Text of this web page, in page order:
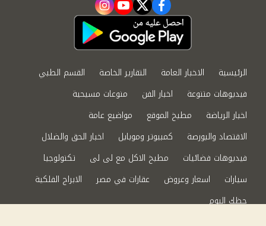
facebook
twitter
youtube
instagram
الرئيسية الاخبار العامة التقارير الخاصة
القسم الطبي
فيديوهات متنوعة
اخبار الفن
منوعات مسيحية
اخبار الرياضة
مطبخ الموقع
مواضيع عامة
الاقتصاد والبورصة
كمبيوتر وموبايل
اخبار الحق والضلال
فيديوهات فضائيات
مطبخ الاكل مع لى لى
تكنولوجيا
سيارات
اسعار وعروض عقارات في مصر
الابراج الفلكية
حظك اليوم